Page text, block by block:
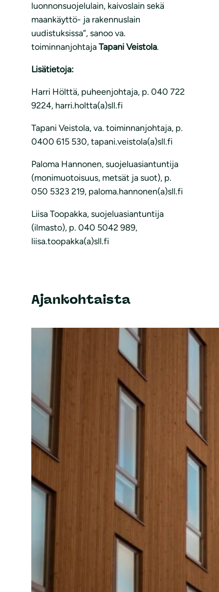
luonnonsuojelulain, kaivoslain sekä
maankäyttö- ja rakennuslain
uudistuksissa”, sanoo va.
toiminnanjohtajaTapani Veistola.
Lisätietoja:
Harri Hölttä, puheenjohtaja, p. 040 722
9224, harri.holtta(a)sll.fi
Tapani Veistola, va. toiminnanjohtaja, p.
0400 615 530, tapani.veistola(a)sll.fi
Paloma Hannonen, suojeluasiantuntija
(monimuotoisuus, metsät ja suot), p.
050 5323 219, paloma.hannonen(a)sll.fi
Liisa Toopakka, suojeluasiantuntija
(ilmasto), p. 040 5042 989,
liisa.toopakka(a)sll.fi
Ajankohtaista